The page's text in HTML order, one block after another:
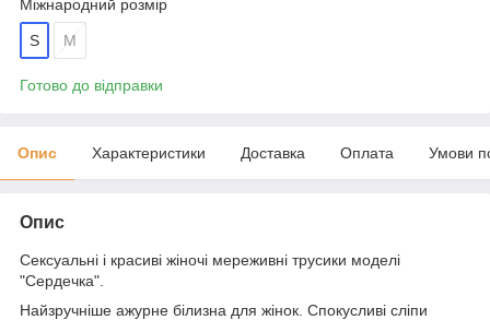
Міжнародний розмір
S M
Готово до відправки
Опис Характеристики Доставка Оплата Умови
Опис
Сексуальні і красиві жіночі мереживні трусики моделі
"Сердечка".
Найзручніше ажурне білизна для жінок. Спокусливі сліпи